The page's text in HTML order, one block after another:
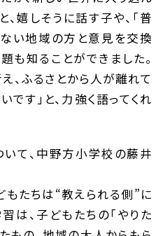
嬉しそうに話す子や、「普
い地域の方と意見を交換
も知ることができました。
、ふるさとから人が離れて
です」と、力強く語ってくれ
いて、中野方小学校の藤井
もたちは“教えられる側”に
は、子どもたちの「やりた